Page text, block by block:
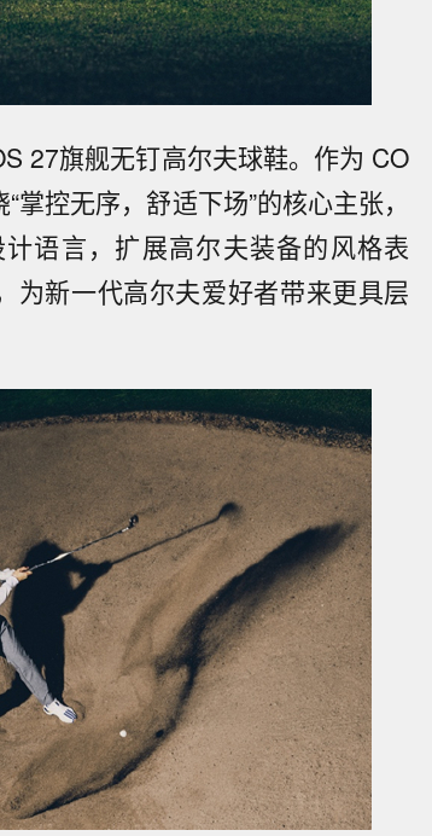
27旗舰无钉高尔夫球鞋。作为 CO
控无序，舒适下场”的核心主张，
语言，扩展高尔夫装备的风格表
为新一代高尔夫爱好者带来更具层